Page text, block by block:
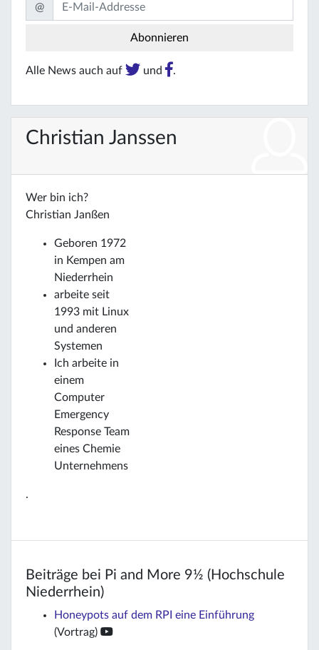
@
Alle News auch auf und .
Christian Janssen
Wer bin ich?
Christian Janßen
Geboren 1972
in Kempen am
Niederrhein
arbeite seit
1993 mit Linux
und anderen
Systemen
Ich arbeite in
einem
Computer
Emergency
Response Team
eines Chemie
Unternehmens
.
Beiträge bei Pi and More 9½ (Hochschule
Niederrhein)
Honeypots auf dem RPI eine Einführung
(Vortrag)